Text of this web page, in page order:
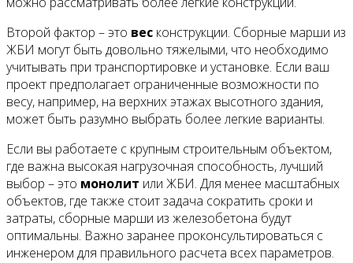
Второй фактор – это вес конструкции. Сборные марши из
ЖБИ могут быть довольно тяжелыми, что необходимо
учитывать при транспортировке и установке. Если ваш
проект предполагает ограниченные возможности по
весу, например, на верхних этажах высотного здания,
может быть разумно выбрать более легкие варианты.
Если вы работаете с крупным строительным объектом,
где важна высокая нагрузочная способность, лучший
выбор – это монолит или ЖБИ. Для менее масштабных
объектов, где также стоит задача сократить сроки и
затраты, сборные марши из железобетона будут
оптимальны. Важно заранее проконсультироваться с
инженером для правильного расчета всех параметров.